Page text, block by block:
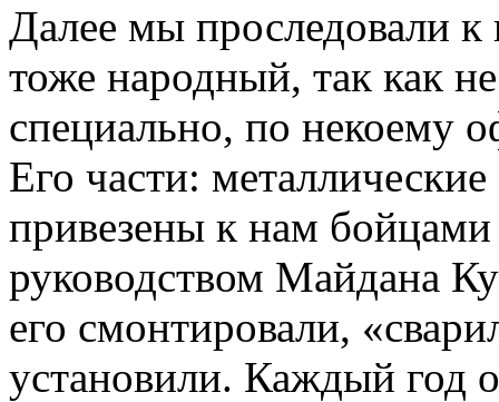
Далее мы проследовали
тоже народный, так как
специально, по некоему
Его части:
привезены к нам бойцами
руководством Майдана
его смонтировали,
установили. Каждый год